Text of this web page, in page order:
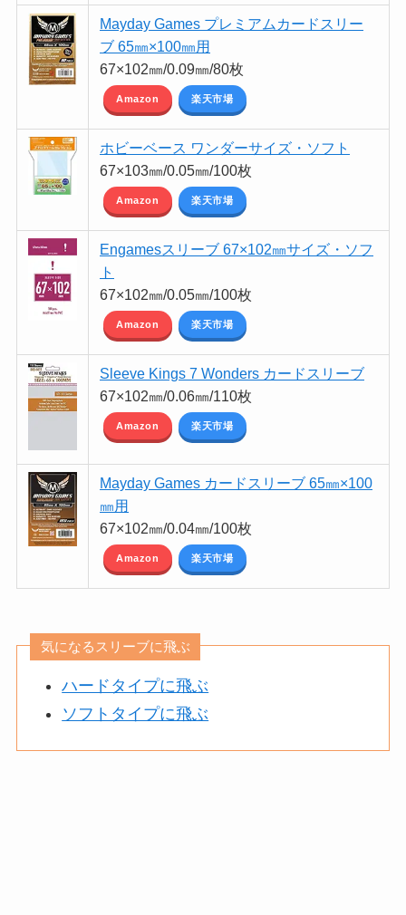
Mayday Games プレミアムカードスリー
ブ 65㎜×100㎜用
67×102㎜/0.09㎜/80枚
Amazon 楽天市場
ホビーベース ワンダーサイズ・ソフト
67×103㎜/0.05㎜/100枚
Amazon 楽天市場
Engamesスリーブ 67×102㎜サイズ・ソフ
ト
67×102㎜/0.05㎜/100枚
Amazon 楽天市場
Sleeve Kings 7 Wonders カードスリーブ
67×102㎜/0.06㎜/110枚
Amazon 楽天市場
Mayday Games カードスリーブ 65㎜×100
㎜用
67×102㎜/0.04㎜/100枚
Amazon 楽天市場
気になるスリーブに飛ぶ
ハードタイプに飛ぶ
ソフトタイプに飛ぶ